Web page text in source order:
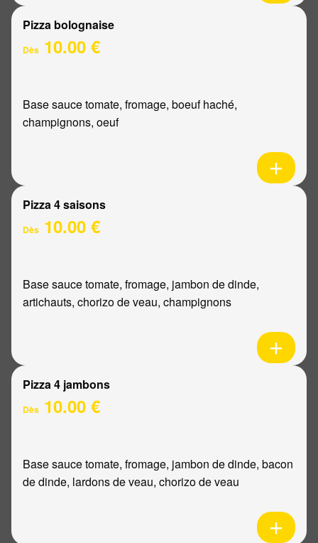
Pizza bolognaise
Dès 10.00 €
Base sauce tomate, fromage, boeuf haché,
champignons, oeuf
Pizza 4 saisons
Dès 10.00 €
Base sauce tomate, fromage, jambon de dinde,
artichauts, chorizo de veau, champignons
Pizza 4 jambons
Dès 10.00 €
Base sauce tomate, fromage, jambon de dinde, bacon
de dinde, lardons de veau, chorizo de veau